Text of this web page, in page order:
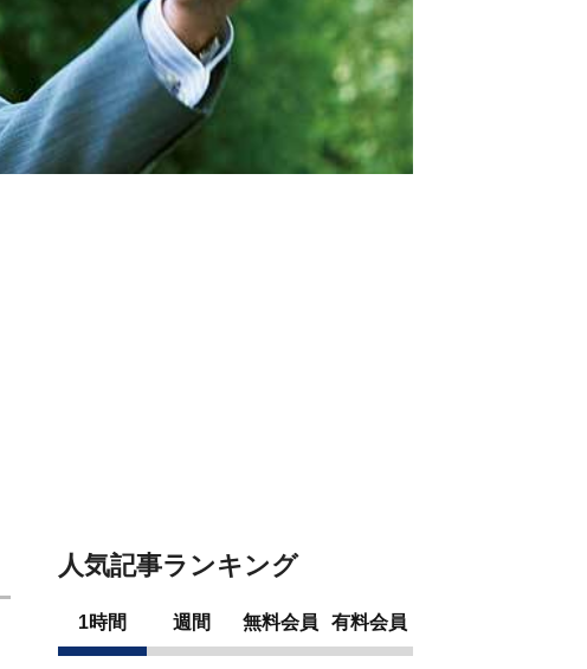
人気記事ランキング
1時間 週間 無料会員 有料会員